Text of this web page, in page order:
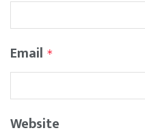
Email *
Website